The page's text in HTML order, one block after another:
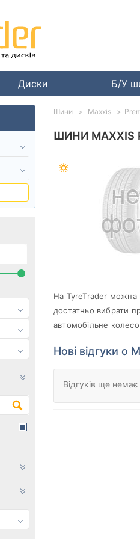
Диски Б/У
ШИНИ MAXXIS
На TyreTrader можна
достатньо вибрати
автомобільне
Нові відгуки о
Відгуків ще немає
Шини Maxxis